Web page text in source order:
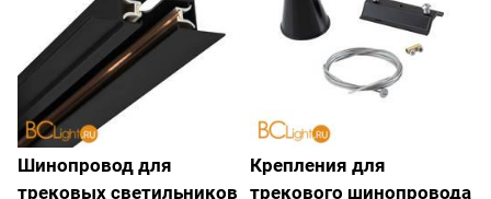
Шинопровод для
трековых светильников
Крепления для
трекового шинопровода